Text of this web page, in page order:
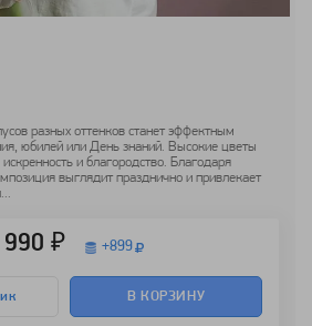
разных оттенков станет эффектным
юбилей или День знаний. Высокие цветы
и благородство. Благодаря
выглядит празднично и привлекает
990 ₽ +899
В КОРЗИНУ